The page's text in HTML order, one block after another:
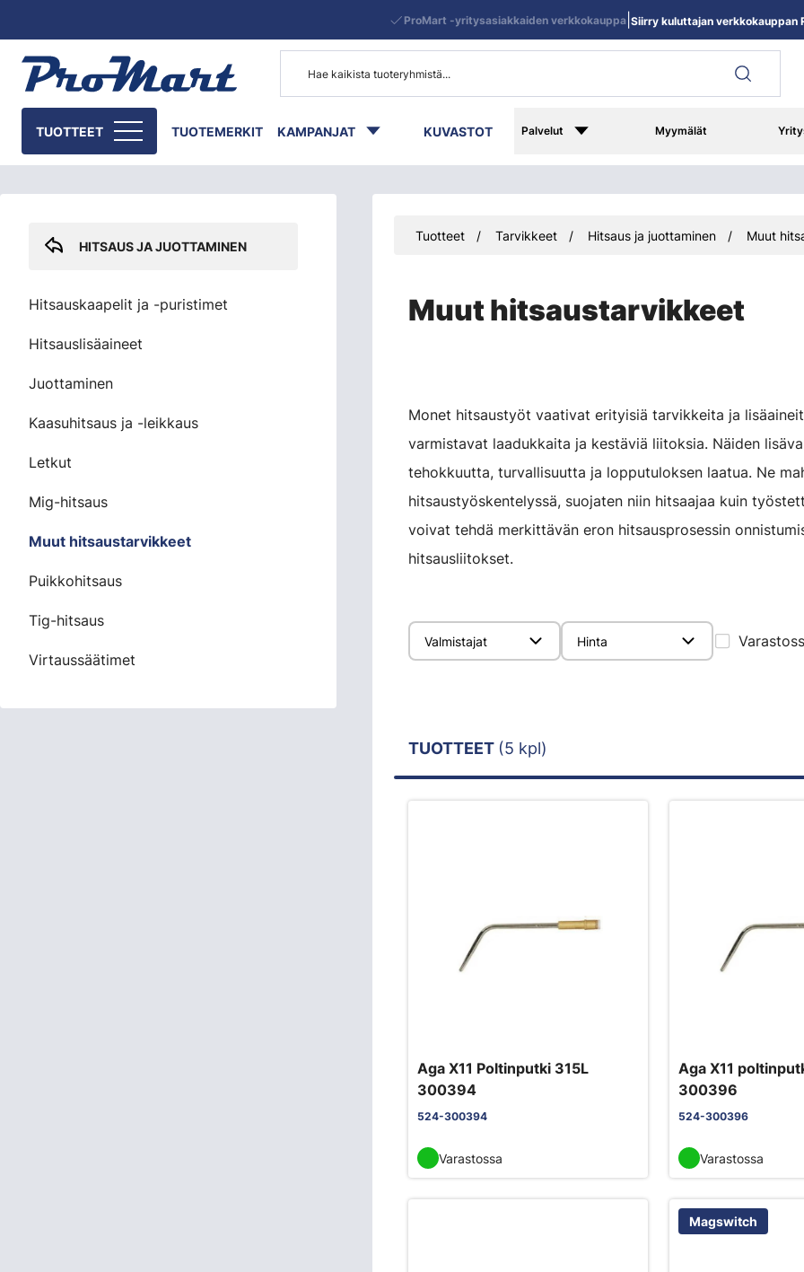
TUOTTEET TUOTEMERKIT KAMPANJAT KUVASTOT Palvelut Myymälät
ProMart -yritysasiakkaiden verkkokauppa| Siirry kuluttajan verkkokauppan
Tuotteet Tarvikkeet Hitsaus ja juottaminen Muut
Muut hitsaustarvikkeet
Monet hitsaustyöt vaativat erityisiä tarvikkeita ja
varmistavat laadukkaita ja kestäviä liitoksia. Näiden
tehokkuutta, turvallisuutta ja lopputuloksen laatua. Ne
hitsaustyöskentelyssä, suojaten niin hitsaajaa kuin
voivat tehdä merkittävän eron hitsausprosessin
hitsausliitokset.
Valmistajat Hinta
TUOTTEET (5 kpl)
Aga X11 Poltinputki 315L
300394
524-300394
Varastossa
Aga X11
300396
524-300396
Varastossa
Magswitch
HITSAUS JA JUOTTAMINEN
Hitsauskaapelit ja -puristimet
Hitsauslisäaineet
Juottaminen
Kaasuhitsaus ja -leikkaus
Letkut
Mig-hitsaus
Muut hitsaustarvikkeet
Puikkohitsaus
Tig-hitsaus
Virtaussäätimet